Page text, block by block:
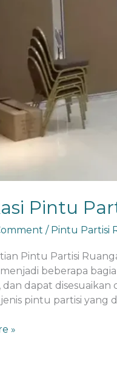
Pintu
/ Pintu Partisi
Pintu Partisi
beberapa
dan dapat
pintu partisi yang
»